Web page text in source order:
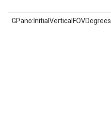
GPano:InitialVerticalFOVDegrees